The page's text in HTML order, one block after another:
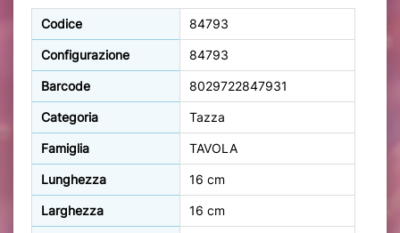
Codice 84793
Configurazione 84793
Barcode 8029722847931
Categoria Tazza
Famiglia TAVOLA
Lunghezza 16 cm
Larghezza 16 cm